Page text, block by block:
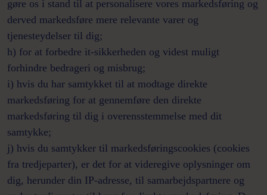
gøre os i stand til at personalisere vores markedsføring og
derved markedsføre mere relevante varer og
tjenesteydelser til dig;
h) for at forbedre it-sikkerheden og videst muligt
forhindre bedrageri og misbrug;
i) hvis du har samtykket til at modtage direkte
markedsføring for at gennemføre den direkte
markedsføring til dig i overensstemmelse med dit
samtykke;
j) hvis du samtykker til markedsføringscookies (cookies
fra tredjeparter), er det for at videregive oplysninger om
dig, herunder din IP-adresse, til samarbejdspartnere og